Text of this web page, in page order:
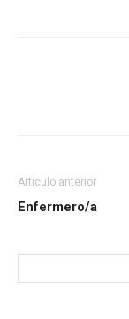
Artículo anterior
Enfermero/a